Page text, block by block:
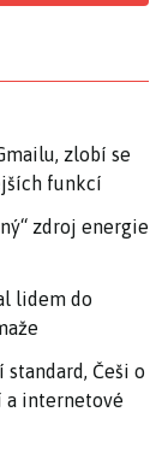
zlobí se
funkcí
zdroj energie
lidem do
Češi o
a internetové